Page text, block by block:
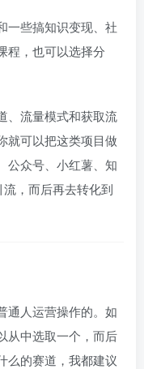
一些搞知识变现、社
程，也可以选择分
、流量模式和获取流
就可以把这类项目做
公众号、小红薯、知
，而后再去转化到
通人运营操作的。如
从中选取一个，而后
么的赛道，我都建议